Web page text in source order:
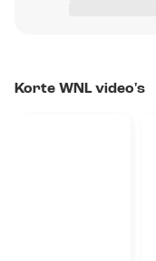
Korte WNL video's